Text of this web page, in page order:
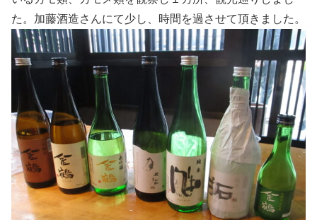
た。加藤酒造さんにて少し、時間を過させて頂きました。